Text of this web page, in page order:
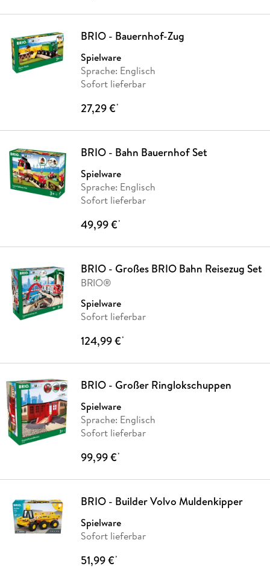
BRIO - Bauernhof-Zug
Spielware
Sprache: Englisch
Sofort lieferbar
27,29 €*
BRIO - Bahn Bauernhof Set
Spielware
Sprache: Englisch
Sofort lieferbar
49,99 €*
BRIO - Großes BRIO Bahn Reisezug Set
BRIO®
Spielware
Sofort lieferbar
124,99 €*
BRIO - Großer Ringlokschuppen
Spielware
Sprache: Englisch
Sofort lieferbar
99,99 €*
BRIO - Builder Volvo Muldenkipper
Spielware
Sofort lieferbar
51,99 €*